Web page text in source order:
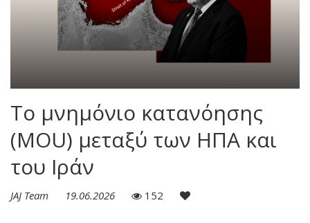
Το μνημόνιο κατανόησης
(MOU) μεταξύ των ΗΠΑ και
του Ιράν
JAJ Team 19.06.2026 152